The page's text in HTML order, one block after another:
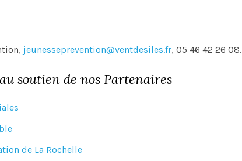
jeunesseprevention@ventdesiles.fr, 05 46 42 26 08.
soutien de nos Partenaires
de La Rochelle